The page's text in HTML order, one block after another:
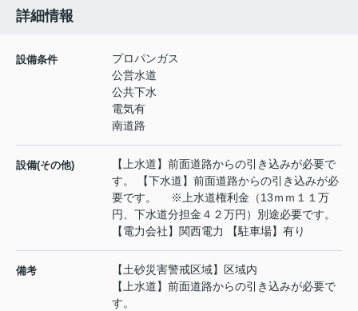
詳細情報
設備条件
プロパンガス
公営水道
公共下水
電気有
南道路
設備(その他)
【上水道】前面道路からの引き込みが必要で
す。 【下水道】前面道路からの引き込みが必
要です。 ※上水道権利金（13ｍｍ１１万
円、下水道分担金４２万円）別途必要です。
【電力会社】関西電力 【駐車場】有り
備考
【土砂災害警戒区域】区域内
【上水道】前面道路からの引き込みが必要で
す。